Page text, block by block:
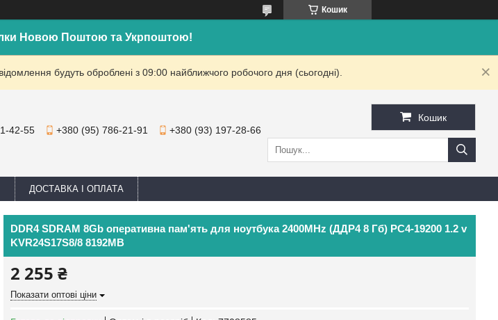
Кошик
Новою Поштою та Укрпоштою!
будуть оброблені з 09:00 найближчого робочого дня (сьогодні).
42-55 +380 (95) 786-21-91 +380 (93) 197-28-66
Кошик
ДОСТАВКА І ОПЛАТА
DDR4 SDRAM 8Gb оперативна пам'ять для ноутбука 2400MHz (ДДР4 8 Гб) PC4-19200 1.2 v
KVR24S17S8/8 8192MB
2 255 ₴
Показати оптові ціни